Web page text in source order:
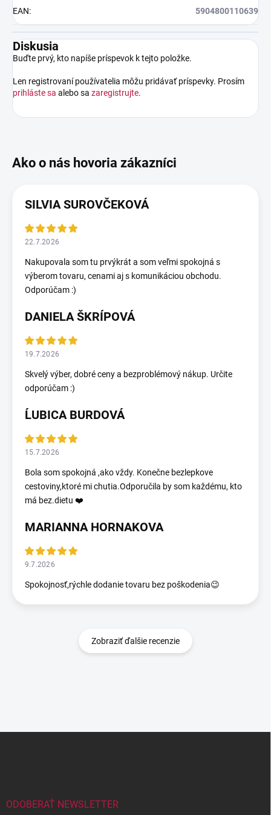
EAN: 5904800110639
Diskusia
Buďte prvý, kto napíše príspevok k tejto položke.
Len registrovaní používatelia môžu pridávať príspevky. Prosím
prihláste sa alebo sa zaregistrujte.
SILVIA SUROVČEKOVÁ
22.7.2026
Nakupovala som tu prvýkrát a som veľmi spokojná s
výberom tovaru, cenami aj s komunikáciou obchodu.
Odporúčam :)
DANIELA ŠKRÍPOVÁ
19.7.2026
Skvelý výber, dobré ceny a bezproblémový nákup. Určite
odporúčam :)
ĹUBICA BURDOVÁ
15.7.2026
Bola som spokojná ,ako vždy. Konečne bezlepkove
cestoviny,ktoré mi chutia.Odporučila by som každému, kto
má bez.dietu ❤️
MARIANNA HORNAKOVA
9.7.2026
Spokojnosť,rýchle dodanie tovaru bez poškodenia😉
Zobraziť ďalšie recenzie
ODOBERAŤ NEWSLETTER